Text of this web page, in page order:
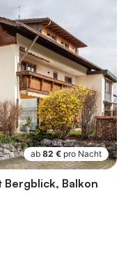
ab 82 € pro Nacht
Balkon